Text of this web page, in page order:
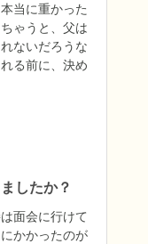
当に重かった
ゃうと、父は
ないだろうな
る前に、決め
したか？
面会に行けて
かかったのが